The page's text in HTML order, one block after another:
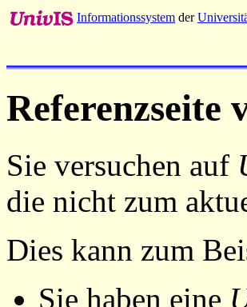
Informationssystem der
Referenzseite
Sie versuchen auf
die nicht zum
Dies kann zum
Sie haben eine